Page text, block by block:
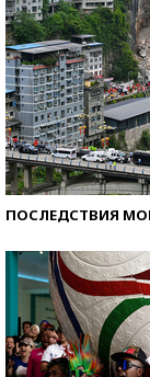
ПОСЛЕДСТВИЯ